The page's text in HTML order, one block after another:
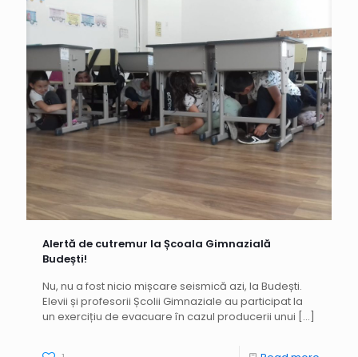
Alertă de cutremur la Școala Gimnazială
Budești!
Nu, nu a fost nicio mișcare seismică azi, la Budești.
Elevii și profesorii Școlii Gimnaziale au participat la
un exercițiu de evacuare în cazul producerii unui […]